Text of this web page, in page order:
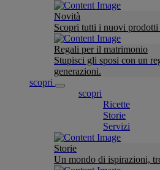
Novità
Scopri tutti i nuovi prodotti
Regali per il matrimonio
Stupisci gli sposi con un
generazioni.
scopri
scopri
Ricette
Storie
Servizi
Storie
Un mondo di ispirazioni,